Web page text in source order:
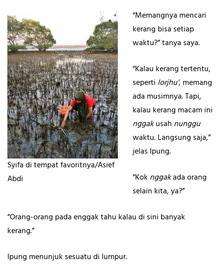
Syifa di tempat favoritnya/Asief
Abdi
“Memangnya mencari
kerang bisa setiap
waktu?” tanya saya.
“Kalau kerang tertentu,
seperti lorjhu’, memang
ada musimnya. Tapi,
kalau kerang macam ini
nggakusah nunggu
waktu. Langsung saja,”
jelas Ipung.
“Kok nggakada orang
selain kita, ya?”
“Orang-orang pada enggak tahu kalau di sini banyak
kerang.”
Ipung menunjuk sesuatu di lumpur.